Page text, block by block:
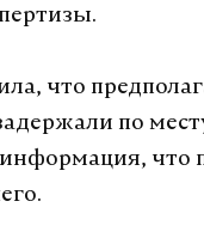
что
по
что